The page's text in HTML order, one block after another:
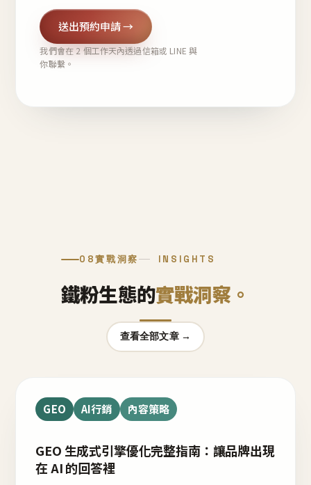
送出預約申請 →
我們會在 2 個工作天內透過信箱或 LINE 與
你聯繫。
08實戰洞察 INSIGHTS
鐵粉生態的實戰洞察。
查看全部文章 →
GEO AI行銷 內容策略
GEO 生成式引擎優化完整指南：讓品牌出現
在 AI 的回答裡